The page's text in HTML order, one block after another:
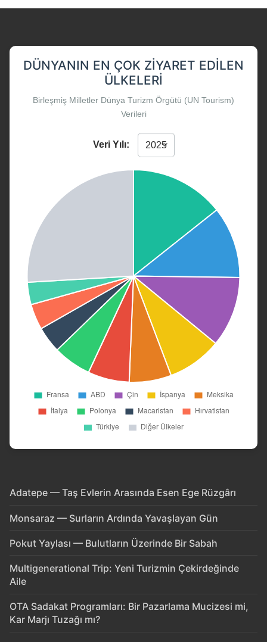
DÜNYANIN EN ÇOK ZIYARET EDILEN
ÜLKELERI
Birleşmiş Milletler Dünya Turizm Örgütü (UN Tourism)
Verileri
Veri Yılı:
Adatepe — Taş Evlerin Arasında Esen Ege Rüzgârı
Monsaraz — Surların Ardında Yavaşlayan Gün
Pokut Yaylası — Bulutların Üzerinde Bir Sabah
Multigenerational Trip: Yeni Turizmin Çekirdeğinde
Aile
OTA Sadakat Programları: Bir Pazarlama Mucizesi mi,
Kar Marjı Tuzağı mı?